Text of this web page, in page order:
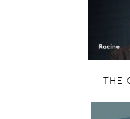
THE